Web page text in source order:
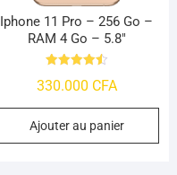
Iphone 11 Pro – 256 Go –
RAM 4 Go – 5.8″
4.53
330.000 CFA
Ajouter au panier